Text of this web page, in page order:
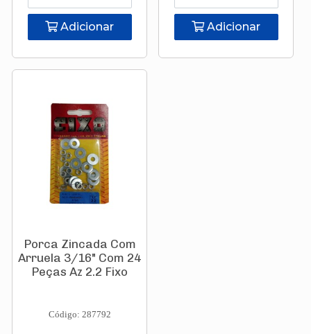
Adicionar Adicionar
Porca Zincada Com
Arruela 3/16" Com 24
Peças Az 2.2 Fixo
Código: 287792